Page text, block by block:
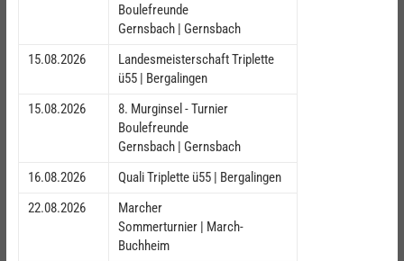
Boulefreunde
Gernsbach | Gernsbach
15.08.2026
Landesmeisterschaft Triplette
ü55 | Bergalingen
15.08.2026
8. Murginsel - Turnier
Boulefreunde
Gernsbach | Gernsbach
16.08.2026
Quali Triplette ü55 | Bergalingen
22.08.2026
Marcher
Sommerturnier | March-
Buchheim